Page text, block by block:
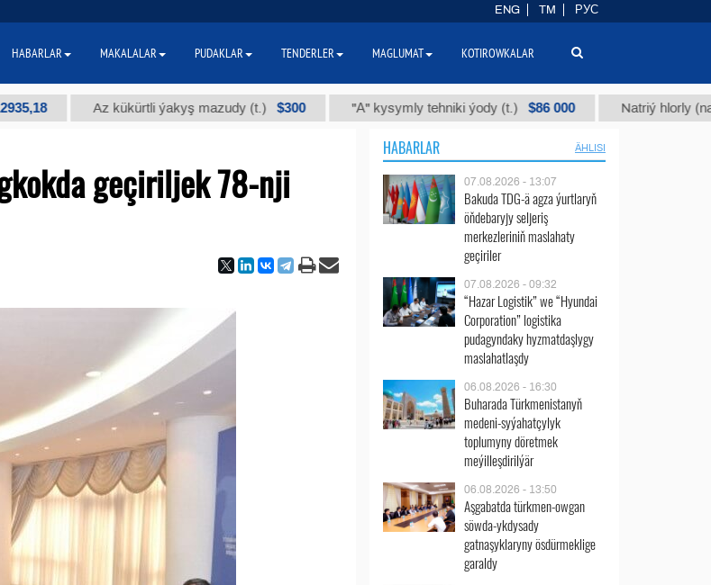
Az kükürtli ýakyş mazudy (t.) $300 "А" kysymly tehniki ýody (t.) $86 000 Natriý hlorly (nahar
geçiriljek 78-nji
HABARLAR ÄHLISI
07.08.2026 - 13:07
Bakuda TDG-ä agza ýurtlaryň
öňdebaryjy seljeriş
merkezleriniň maslahaty
geçiriler
07.08.2026 - 09:32
“Hazar Logistik” we “Hyundai
Corporation” logistika
pudagyndaky hyzmatdaşlygy
maslahatlaşdy
06.08.2026 - 16:30
Buharada Türkmenistanyň
medeni-syýahatçylyk
toplumyny döretmek
meýilleşdirilýär
06.08.2026 - 13:50
Aşgabatda türkmen-owgan
söwda-ykdysady
gatnaşyklaryny ösdürmeklige
garaldy
ENG TM РУС
HABARLAR MAKALALAR PUDAKLAR TENDERLER MAGLUMAT KOTIROWKALAR